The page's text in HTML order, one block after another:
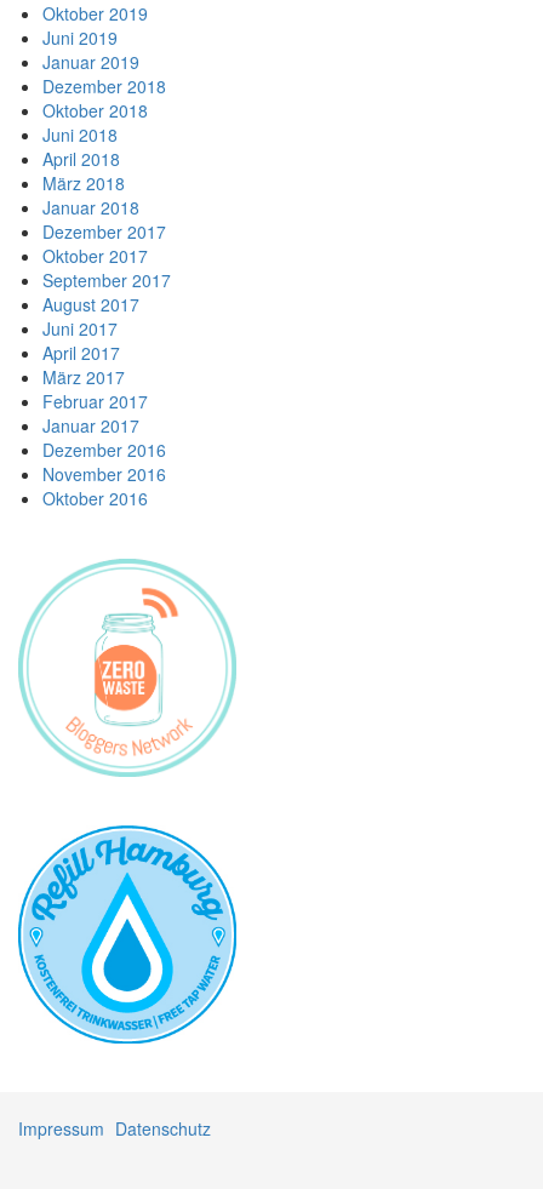
Oktober 2019
Juni 2019
Januar 2019
Dezember 2018
Oktober 2018
Juni 2018
April 2018
März 2018
Januar 2018
Dezember 2017
Oktober 2017
September 2017
August 2017
Juni 2017
April 2017
März 2017
Februar 2017
Januar 2017
Dezember 2016
November 2016
Oktober 2016
Impressum Datenschutz